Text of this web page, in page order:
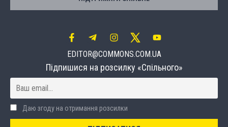
EDITOR@COMMONS.COM.UA
Підпишися на розсилку «Спільного»
Даю згоду на отримання розсилки